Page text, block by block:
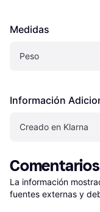
Medidas
Peso
Información
Creado en Klarna
Comentarios
La información
fuentes externas y